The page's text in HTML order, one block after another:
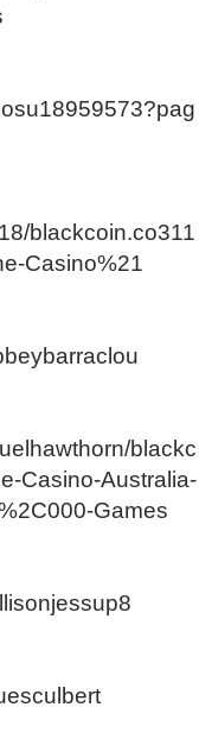
blackcoin.co311
Casino%21
blackc
Casino-Australia-
Games